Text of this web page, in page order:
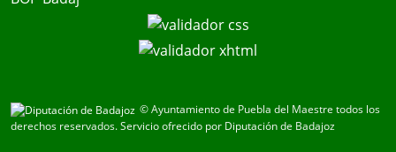
© Ayuntamiento de Puebla del Maestre todos los
derechos reservados.Servicio ofrecido por Diputación de Badajoz